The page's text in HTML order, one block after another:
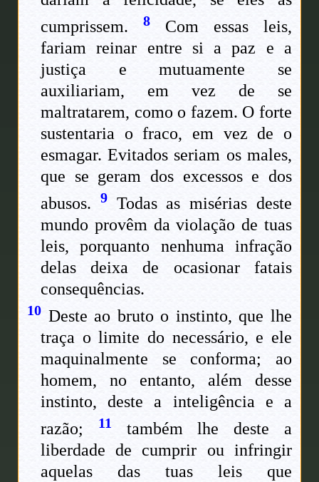
cumprissem. 8Com essas leis,
fariam reinar entre si a paz e a
justiça e mutuamente se
auxiliariam, em vez de se
maltratarem, como o fazem. O forte
sustentaria o fraco, em vez de o
esmagar. Evitados seriam os males,
que se geram dos excessos e dos
abusos.
9Todas as misérias deste
mundo provêm da violação de tuas
leis, porquanto nenhuma infração
delas deixa de ocasionar fatais
consequências.
10 Deste ao bruto o instinto, que lhe
traça o limite do necessário, e ele
maquinalmente se conforma; ao
homem, no entanto, além desse
instinto, deste a inteligência e a
razão;
11
também lhe deste a
liberdade de cumprir ou infringir
aquelas das tuas leis que